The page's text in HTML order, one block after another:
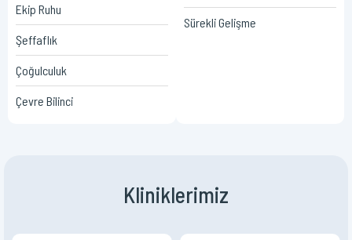
Ekip Ruhu
Şeffaflık
Çoğulculuk
Çevre Bilinci
Sürekli Gelişme
Kliniklerimiz